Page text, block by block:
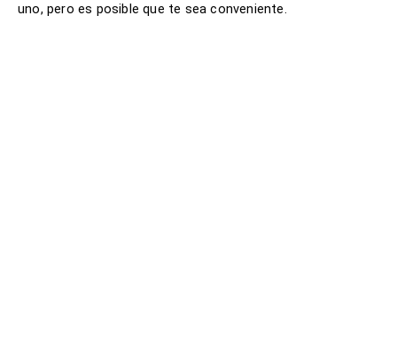
uno, pero es posible que te sea conveniente.